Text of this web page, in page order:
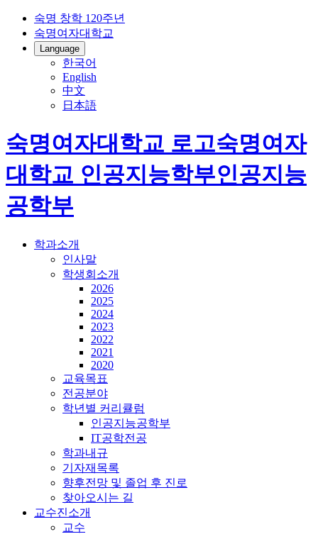
숙명 창학 120주년
숙명여자대학교
Language
한국어
English
中文
日本語
숙명여자대학교 로고숙명여자
대학교 인공지능학부인공지능
공학부
학과소개
인사말
학생회소개
2026
2025
2024
2023
2022
2021
2020
교육목표
전공분야
학년별 커리큘럼
인공지능공학부
IT공학전공
학과내규
기자재목록
향후전망 및 졸업 후 진로
찾아오시는 길
교수진소개
교수